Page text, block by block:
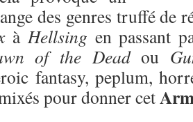
des genres truffé de
à Hellsing en passant
of the Deadou
fantasy, peplum,
pour donner cet